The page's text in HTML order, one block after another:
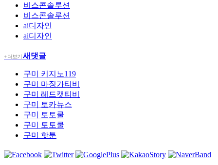
비스콘솔루션
비스콘솔루션
ai디자인
ai디자인
+ 더보기새댓글
구미 키지노119
구미 마징가티비
구미 레드캣티비
구미
토카뉴스
구미
토토쿨
구미
토토쿨
구미 핫툰